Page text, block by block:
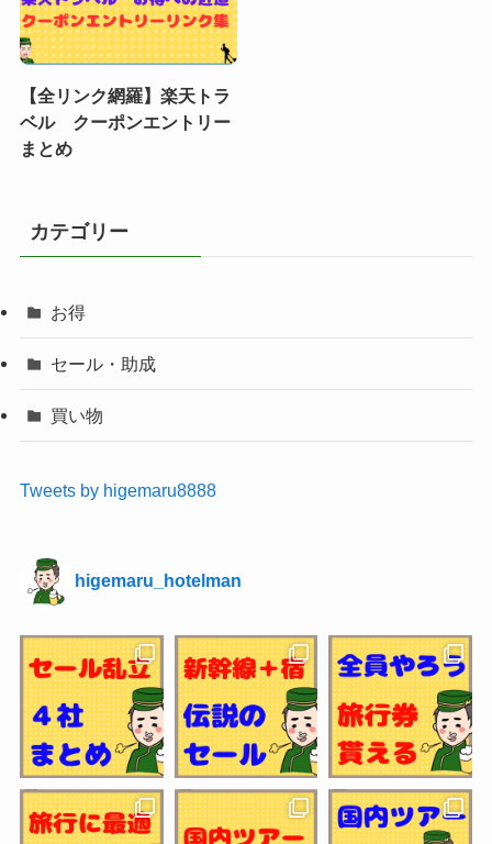
【全リンク網羅】楽天トラ
ベル クーポンエントリー
まとめ
カテゴリー
お得
セール・助成
買い物
Tweets by higemaru8888
higemaru_hotelman